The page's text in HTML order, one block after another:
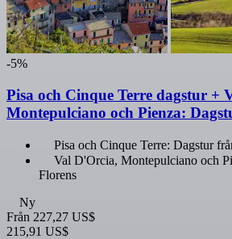
-5%
Pisa och Cinque Terre dagstur +
Montepulciano och Pienza:
Pisa och Cinque Terre: Dagstur
Val D'Orcia, Montepulciano och
Florens
Ny
Från 227,27 US$
215,91 US$